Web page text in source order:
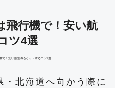
飛行機で！安い航
ツ4選
・北海道へ向かう際に